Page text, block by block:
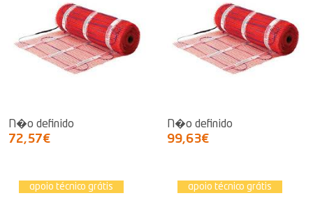
N�o definido
72,57€
N�o definido
99,63€
apoio técnico grátis apoio técnico grátis